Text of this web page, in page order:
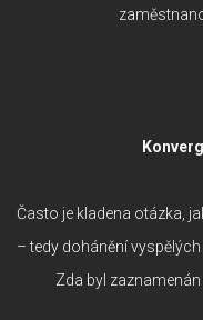
Často je kladena otázka,
– tedy dohánění
Zda byl